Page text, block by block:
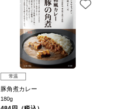
常温
豚角煮カレー
180g